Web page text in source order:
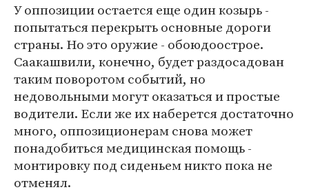
У оппозиции остается еще один козырь -
попытаться перекрыть основные дороги
страны. Но это оружие - обоюдоострое.
Саакашвили, конечно, будет раздосадован
таким поворотом событий, но
недовольными могут оказаться и простые
водители. Если же их наберется достаточно
много, оппозиционерам снова может
понадобиться медицинская помощь -
монтировку под сиденьем никто пока не
отменял.